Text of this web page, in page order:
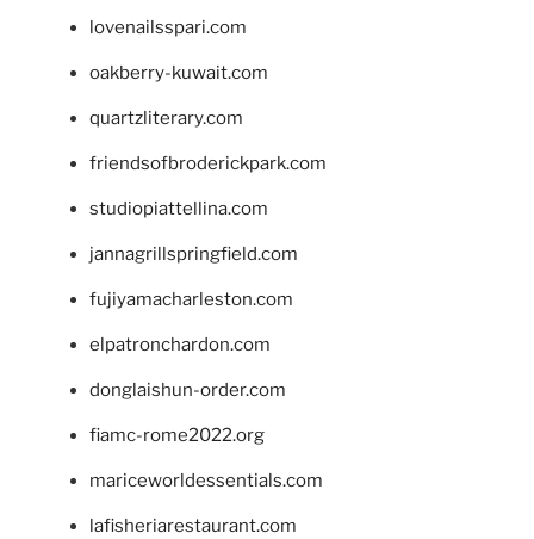
lovenailsspari.com
oakberry-kuwait.com
quartzliterary.com
friendsofbroderickpark.com
studiopiattellina.com
jannagrillspringfield.com
fujiyamacharleston.com
elpatronchardon.com
donglaishun-order.com
fiamc-rome2022.org
mariceworldessentials.com
lafisheriarestaurant.com